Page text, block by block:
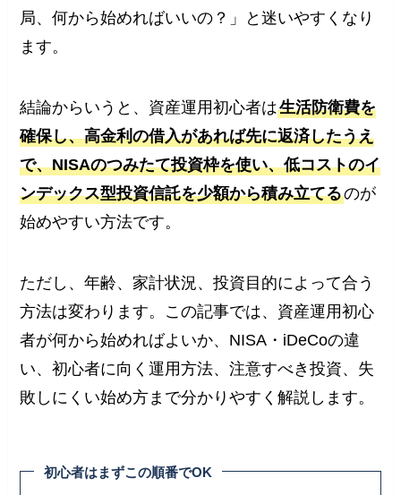
局、何から始めればいいの？」と迷いやすくなり
ます。
結論からいうと、資産運用初心者は生活防衛費を
確保し、高金利の借入があれば先に返済したうえ
で、NISAのつみたて投資枠を使い、低コストのイ
ンデックス型投資信託を少額から積み立てるのが
始めやすい方法です。
ただし、年齢、家計状況、投資目的によって合う
方法は変わります。この記事では、資産運用初心
者が何から始めればよいか、NISA・iDeCoの違
い、初心者に向く運用方法、注意すべき投資、失
敗しにくい始め方まで分かりやすく解説します。
初心者はまずこの順番でOK